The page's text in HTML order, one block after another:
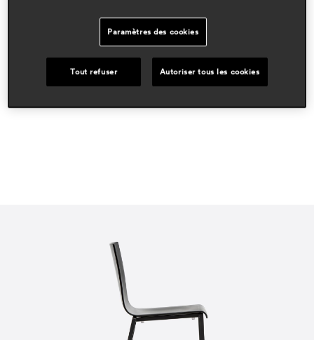
pedrali r&d
domaines
Paramètres des cookies
Tout refuser Autoriser tous les cookies